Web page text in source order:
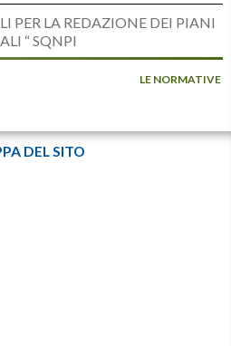
PER LA REDAZIONE DEI PIANI
“ SQNPI
LE NORMATIVE
DEL SITO